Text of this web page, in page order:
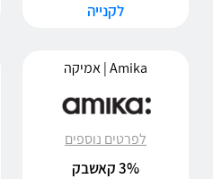
לקנייה
Amika | אמיקה
לפרטים נוספים
3% קאשבק